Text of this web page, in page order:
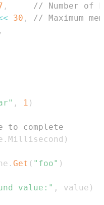
,
// Number of
30 ,
// Maximum
,
, 1 )
to complete
. Millisecond )
. Get ( "foo" )
value:" , value )